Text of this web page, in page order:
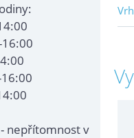
nepřítomnost v